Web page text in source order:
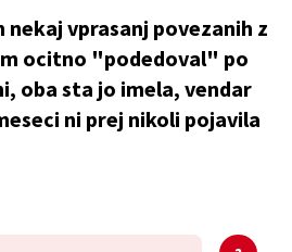
vprasanj povezanih z
ocitno "podedoval" po
oba sta jo imela, vendar
ni prej nikoli pojavila